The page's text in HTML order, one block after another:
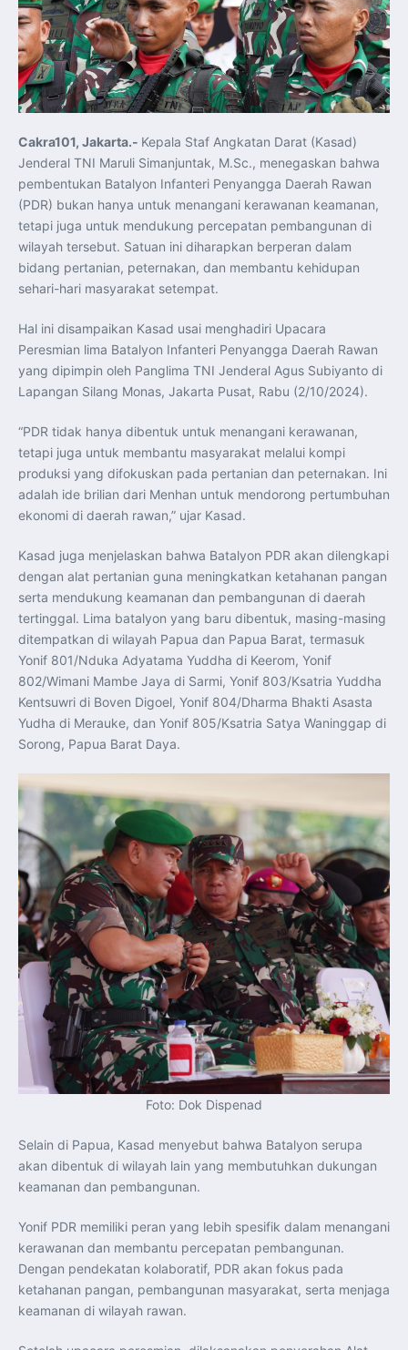
Koordinasi Jaga Stabilitas Keuangan dan Kepercayaan
Pasar
Presiden Prabowo Perkuat Sinergi Perguruan Tinggi dan
PT PAL untuk Majukan Industri Perkapalan Nasional
KASAL dan Panglima Armada Pasifik Rusia Resmi Buka
Latma ORRUDA 2026
T-50i Golden Eagle TNI AU Meriahkan Pitch Black Mindil
Beach Flying Display 2026
Indonesia dan Turki Sepakati Joint Action Plan 2026–
Balai Vokasi
TNI AU Tingkatkan Kemampuan Personel melalui
Pelatihan Signal Radio untuk Misi Pertahanan Udara dan
Radar
Menkeu Purbaya Instruksikan Penyelarasan Aturan KEK
untuk Perkuat Daya Saing Industri Dalam Negeri
Mentan Amran Pacu Produksi Gula Nasional, Target
Swasembada Gula Putih Dua Tahun dan Tembus 3 Juta
Ton
Menlu Sugiono Tekankan Inovasi sebagai Kunci
Penguatan Kerja Sama Konkret ASEAN Plus Three
Latma ORRUDA 2026 di Vladivostok Perkuat Diplomasi
Maritim TNI AL dan Rusia
Kesiapan Tempur Penerbang TNI AU
Menlu Sugiono: “Kekuatan Ekonomi ASEAN-RRT Harus
Menjadi Penopang Stabilitas Kawasan”
ASEAN dan Amerika Serikat Perkuat Kemitraan untuk
Jaga Stabilitas Kawasan dan Dorong Pertumbuhan
Ekonomi
Presiden Prabowo Terima Direktur FBI, Indonesia dan AS
Menteri PKP dan Ketua DEN Perkuat Kolaborasi
Teknologi, Data, dan Pembiayaan Demi Percepatan
Program 3 Juta Rumah
Pendaftaran MagangHub Angkatan II Batch 1 Dibuka
hingga 28 Juli 2026, Kesempatan Raih Pengalaman Kerja
dan Sertifikasi Kompetensi
KASAU Bekali 154 Perwira Remaja AAU 2026, Tekankan
Integritas dan Profesionalisme sebagai Bekal
Lebih Erat Hadapi Tantangan Global
Indonesia Dorong ASEAN dan Uni Eropa Perkuat
Stabilitas Global melalui Kemitraan Strategis
Menlu RI Dorong Kemitraan Ekonomi ASEAN–Korea
Selatan untuk Perkuat Ketahanan Kawasan
Kemitraan ASEAN–Kanada Perkuat Ketahanan Ekonomi,
Pangan, dan Energi Kawasan
ASEAN dan India Perkuat Ketahanan Kawasan lewat
Kerja Sama Maritim, Ekonomi, dan Kesehatan
BI Pertahankan BI-Rate 5,75 Persen untuk Jaga
Stabilitas dan Dukung Pertumbuhan Ekonomi
Kepala BGN Sudaryono Tegaskan Komitmen Perkuat
Transparansi dan Akuntabilitas Program Makan Bergizi
Gratis
Cakra101, Jakarta.- Kepala Staf Angkatan Darat (Kasad)
Jenderal TNI Maruli Simanjuntak, M.Sc., menegaskan bahwa
pembentukan Batalyon Infanteri Penyangga Daerah Rawan
(PDR) bukan hanya untuk menangani kerawanan keamanan,
tetapi juga untuk mendukung percepatan pembangunan di
wilayah tersebut. Satuan ini diharapkan berperan dalam
bidang pertanian, peternakan, dan membantu kehidupan
sehari-hari masyarakat setempat.
Hal ini disampaikan Kasad usai menghadiri Upacara
Peresmian lima Batalyon Infanteri Penyangga Daerah Rawan
yang dipimpin oleh Panglima TNI Jenderal Agus Subiyanto di
Lapangan Silang Monas, Jakarta Pusat, Rabu (2/10/2024).
“PDR tidak hanya dibentuk untuk menangani kerawanan,
tetapi juga untuk membantu masyarakat melalui kompi
produksi yang difokuskan pada pertanian dan peternakan. Ini
adalah ide brilian dari Menhan untuk mendorong pertumbuhan
ekonomi di daerah rawan,” ujar Kasad.
Kasad juga menjelaskan bahwa Batalyon PDR akan dilengkapi
dengan alat pertanian guna meningkatkan ketahanan pangan
serta mendukung keamanan dan pembangunan di daerah
tertinggal. Lima batalyon yang baru dibentuk, masing-masing
ditempatkan di wilayah Papua dan Papua Barat, termasuk
Yonif 801/Nduka Adyatama Yuddha di Keerom, Yonif
802/Wimani Mambe Jaya di Sarmi, Yonif 803/Ksatria Yuddha
Kentsuwri di Boven Digoel, Yonif 804/Dharma Bhakti Asasta
Yudha di Merauke, dan Yonif 805/Ksatria Satya Waninggap di
Sorong, Papua Barat Daya.
Foto: Dok Dispenad
Selain di Papua, Kasad menyebut bahwa Batalyon serupa
akan dibentuk di wilayah lain yang membutuhkan dukungan
keamanan dan pembangunan.
Yonif PDR memiliki peran yang lebih spesifik dalam menangani
kerawanan dan membantu percepatan pembangunan.
Dengan pendekatan kolaboratif, PDR akan fokus pada
ketahanan pangan, pembangunan masyarakat, serta menjaga
keamanan di wilayah rawan.